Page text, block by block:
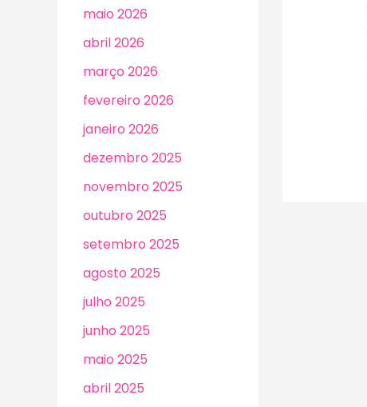
maio 2026
abril 2026
março 2026
fevereiro 2026
janeiro 2026
dezembro 2025
novembro 2025
outubro 2025
setembro 2025
agosto 2025
julho 2025
junho 2025
maio 2025
abril 2025